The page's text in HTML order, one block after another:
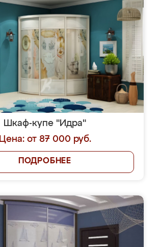
Шкаф-купе "Идра"
Цена: от 87 000 руб.
ПОДРОБНЕЕ